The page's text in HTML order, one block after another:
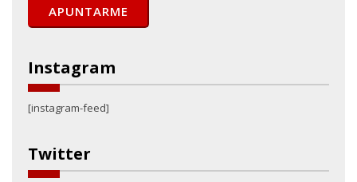
Instagram
[instagram-feed]
Twitter